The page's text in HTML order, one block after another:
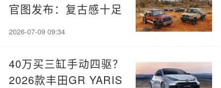
官图发布：复古感十足
2026-07-09 09:34
40万买三缸手动四驱？
2026款丰田GR YARIS